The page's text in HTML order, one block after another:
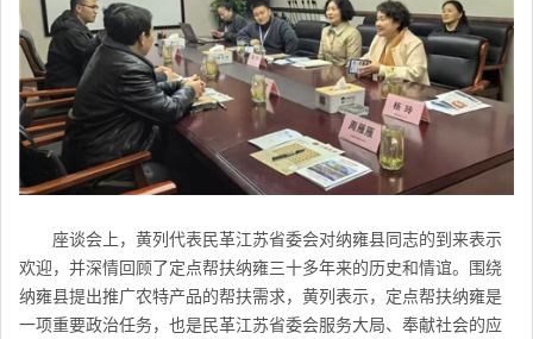
座谈会上，黄列代表民革江苏省委会对纳雍县同志的到来表示
欢迎，并深情回顾了定点帮扶纳雍三十多年来的历史和情谊。围绕
纳雍县提出推广农特产品的帮扶需求，黄列表示，定点帮扶纳雍是
一项重要政治任务，也是民革江苏省委会服务大局、奉献社会的应